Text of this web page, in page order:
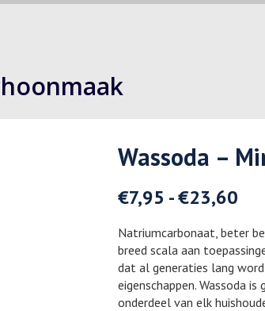
Wassoda –
€7,95 -€23,60
Natriumcarbonaat, beter
breed scala aan
dat al generaties lang
eigenschappen. Wassoda
onderdeel van elk